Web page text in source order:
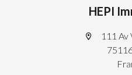
HEPI
111 Av